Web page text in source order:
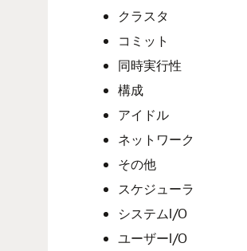
クラスタ
コミット
同時実行性
構成
アイドル
ネットワーク
その他
スケジューラ
システムI/O
ユーザーI/O